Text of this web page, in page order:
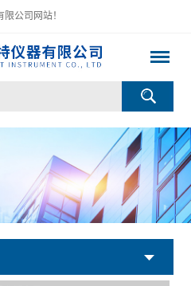
公司网站！